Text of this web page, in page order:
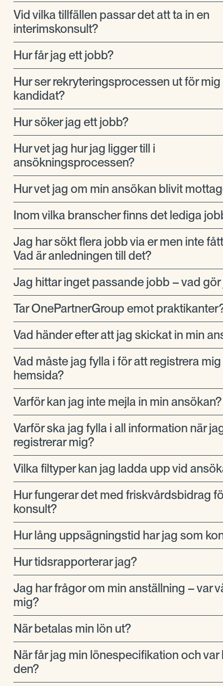
Vid vilka tillfällen passar det att ta in en
interimskonsult?
Hur får jag ett jobb?
Hur ser rekryteringsprocessen ut för
kandidat?
Hur söker jag ett jobb?
Hur vet jag hur jag ligger till i
ansökningsprocessen?
Hur vet jag om min ansökan blivit
Inom vilka branscher finns det lediga
Jag har sökt flera jobb via er men inte
Vad är anledningen till det?
Jag hittar inget passande jobb – vad gör
Tar OnePartnerGroup emot
Vad händer efter att jag skickat in min
Vad måste jag fylla i för att registrera
hemsida?
Varför kan jag inte mejla in min ansökan?
Varför ska jag fylla i all information när
registrerar mig?
Vilka filtyper kan jag ladda upp vid
Hur fungerar det med friskvårdsbidrag
konsult?
Hur lång uppsägningstid har jag som
Hur tidsrapporterar jag?
Jag har frågor om min anställning – var
mig?
När betalas min lön ut?
När får jag min lönespecifikation och var
den?